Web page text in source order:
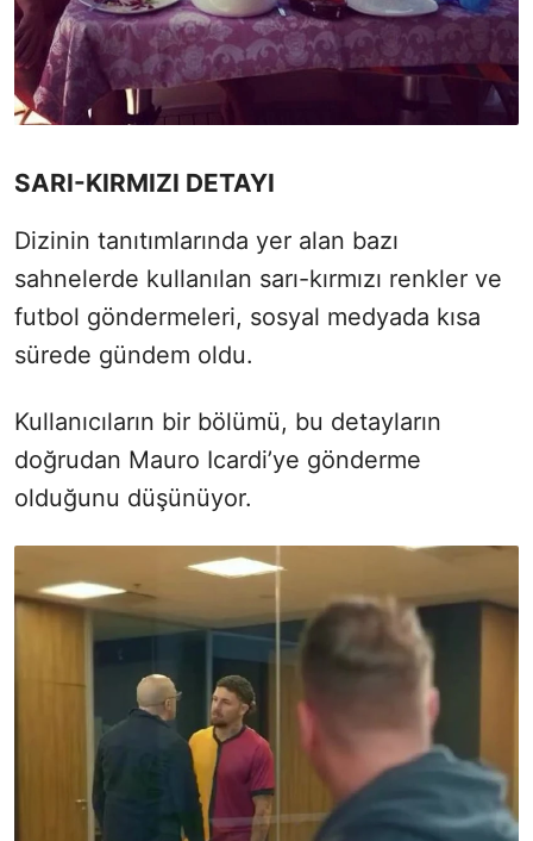
SARI-KIRMIZI DETAYI
Dizinin tanıtımlarında yer alan bazı
sahnelerde kullanılan sarı-kırmızı renkler ve
futbol göndermeleri, sosyal medyada kısa
sürede gündem oldu.
Kullanıcıların bir bölümü, bu detayların
doğrudan Mauro Icardi’ye gönderme
olduğunu düşünüyor.